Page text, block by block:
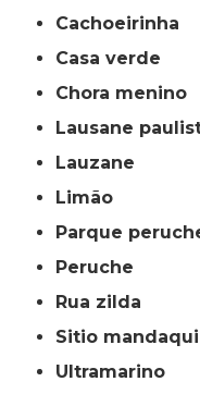
cachoeirinha
casa verde
chora menino
lausane
lauzane
limão
parque
peruche
rua zilda
sitio mandaqui
ultramarino